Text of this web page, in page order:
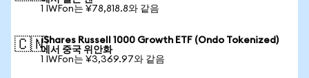
1 IWFon는 ¥78,818.8와 같음
🇨🇳iShares Russell 1000 Growth ETF (Ondo Tokenized)
에서 중국 위안화
1 IWFon는 ¥3,369.97와 같음